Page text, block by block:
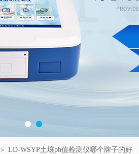
＞ LD-WSYP土壤ph值检测仪哪个牌子的好